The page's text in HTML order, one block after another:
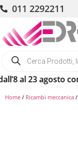
011 2292211
23 agosto
Home / Ricambi meccanica /